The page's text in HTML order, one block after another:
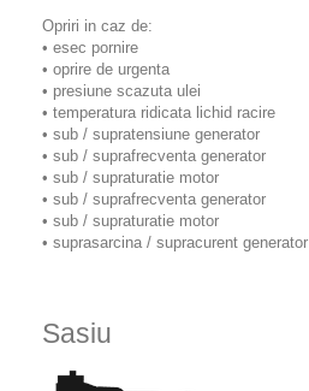
Opriri in caz de:
• esec pornire
• oprire de urgenta
• presiune scazuta ulei
• temperatura ridicata lichid racire
• sub / supratensiune generator
• sub / suprafrecventa generator
• sub / supraturatie motor
• sub / suprafrecventa generator
• sub / supraturatie motor
• suprasarcina / supracurent generator
Sasiu